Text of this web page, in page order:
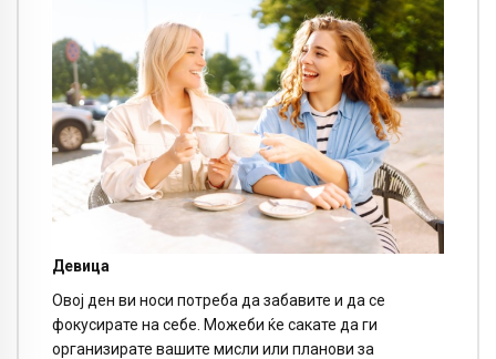
Девица
Овој ден ви носи потреба да забавите и да се
фокусирате на себе. Можеби ќе сакате да ги
организирате вашите мисли или планови за